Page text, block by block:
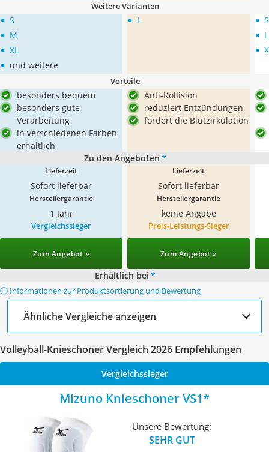
Weitere Varianten
• S
• M
• XL
• und weitere
• L • S
• L
•
Vorteile
besonders bequem
besonders gute
Verarbeitung
in verschiedenen Farben
erhältlich
Anti-Kollision
reduziert Entzündungen
fördert die Blutzirkulation
Zu den Angeboten *
Lieferzeit
Sofort lieferbar
Lieferzeit
Sofort lieferbar
Herstellergarantie
1 Jahr
Herstellergarantie
keine Angabe
Vergleichssieger
Zum Angebot »
Preis-Leistungs-Sieger
Zum Angebot »
Erhältlich bei *
ⓘ Informationen zur Produktsortierung und Bewertung
Ähnliche Vergleiche anzeigen
Volleyball-Knieschoner Vergleich 2026 Empfehlungen
Vergleichssieger
Mizuno Knieschoner VS1
Unsere Bewertung:
SEHR GUT